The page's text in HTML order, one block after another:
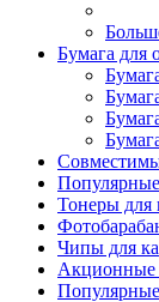
Бумага для
Тонеры для
Чипы для
Акционные